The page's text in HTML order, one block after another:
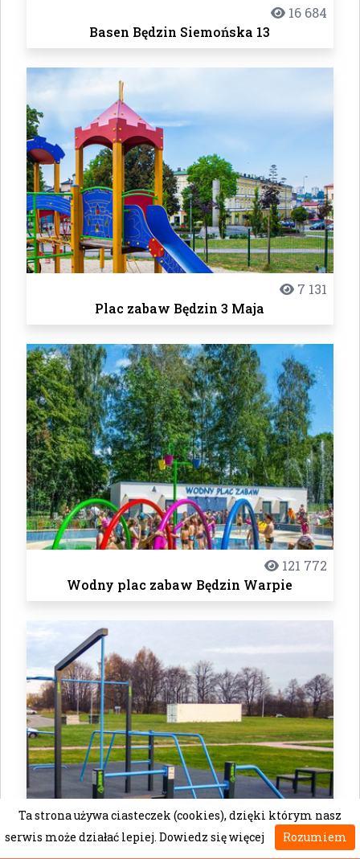
16 684
Basen Będzin Siemońska 13
7 131
Plac zabaw Będzin 3 Maja
121 772
Wodny plac zabaw Będzin Warpie
11 241
Ta strona używa ciasteczek (cookies), dzięki którym nasz
serwis może działać lepiej. Dowiedz się więcej Rozumiem